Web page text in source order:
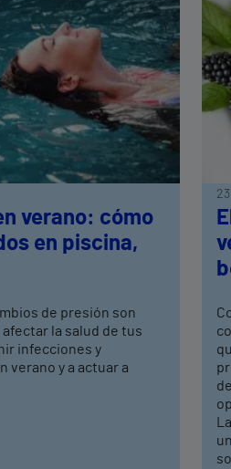
verano: cómo
en piscina,
de presión son
la salud de tus
infecciones y
verano y a actuar a